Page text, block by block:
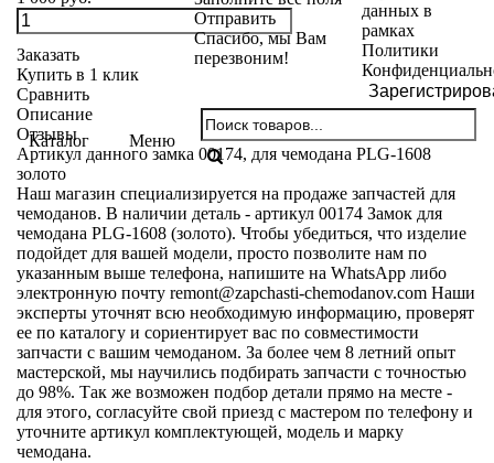
Отправить
Спасибо, мы Вам
перезвоним!
данных в
рамках
Политики
Каталог Меню
Заказать
Купить в 1 клик
Сравнить
Описание
Отзывы
Артикул данного замка 00174, для чемодана PLG-1608
золото
Наш магазин специализируется на продаже запчастей для
чемоданов. В наличии деталь - артикул 00174 Замок для
чемодана PLG-1608 (золото). Чтобы убедиться, что изделие
подойдет для вашей модели, просто позволите нам по
указанным выше телефона, напишите на WhatsApp либо
электронную почту remont@zapchasti-chemodanov.com Наши
эксперты уточнят всю необходимую информацию, проверят
ее по каталогу и сориентирует вас по совместимости
запчасти с вашим чемоданом. За более чем 8 летний опыт
мастерской, мы научились подбирать запчасти с точностью
до 98%. Так же возможен подбор детали прямо на месте -
для этого, согласуйте свой приезд с мастером по телефону и
уточните артикул комплектующей, модель и марку
чемодана.